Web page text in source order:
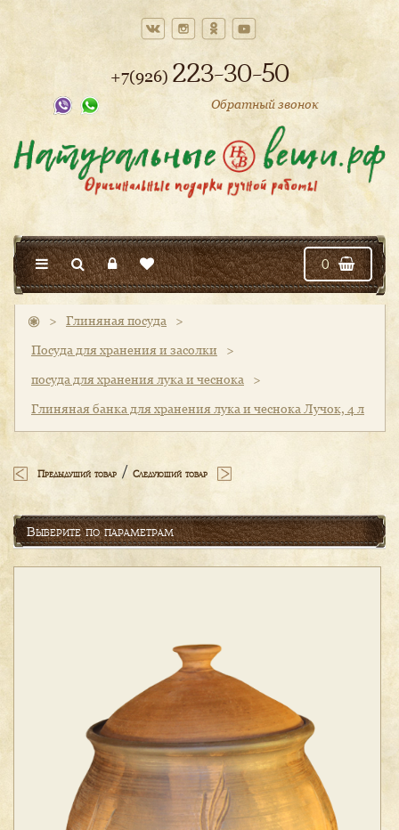
+7(926) 223-30-50
Обратный звонок
0
> Глиняная посуда
>
Посуда для хранения и засолки
>
посуда для хранения лука и чеснока
>
Глиняная банка для хранения лука и чеснока Лучок, 4 л
Предыдущий товар / Следующий товар
Выберите по параметрам